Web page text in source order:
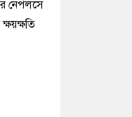
নেপলসে